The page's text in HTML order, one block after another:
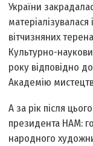
України
вітчизняних
Культурно-
року відповідно
Академію
А за рік після
президента НАМ:
народного